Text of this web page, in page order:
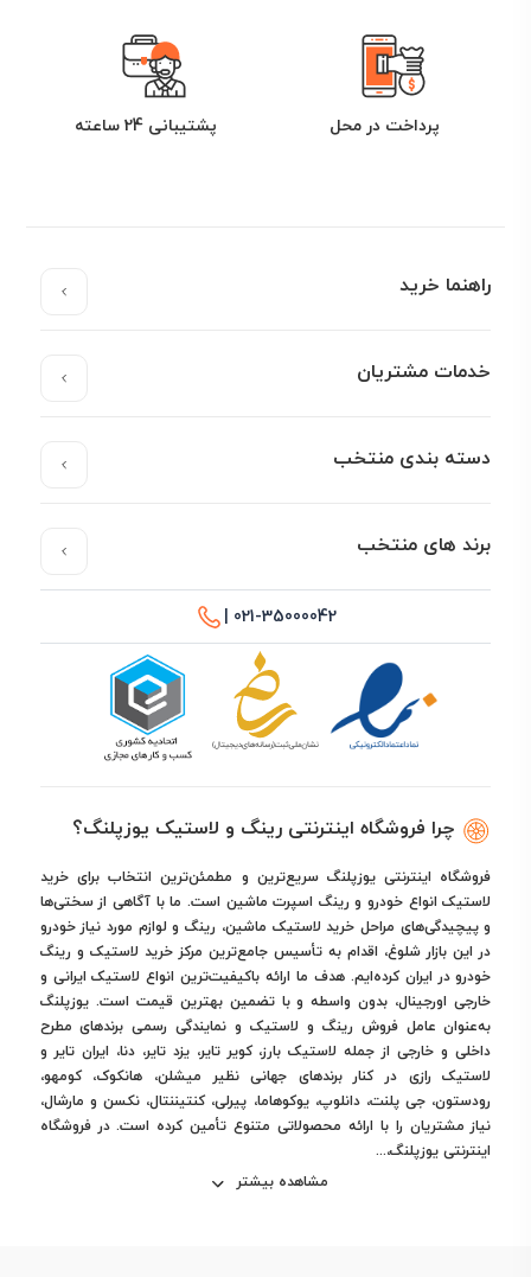
پرداخت در محل پشتیبانی 24 ساعته
راهنما خرید
خدمات مشتریان
دسته بندی منتخب
برند های منتخب
021-35000042 |
چرا فروشگاه اینترنتی رینگ و لاستیک یوزپلنگ؟
فروشگاه اینترنتی یوزپلنگ سریع‌ترین و مطمئن‌ترین انتخاب برای خرید
لاستیک انواع خودرو و رینگ اسپرت ماشین است. ما با آگاهی از سختی‌ها
و پیچیدگی‌های مراحل خرید لاستیک ماشین، رینگ و لوازم مورد نیاز خودرو
در این بازار شلوغ، اقدام به تأسیس جامع‌ترین مرکز خرید لاستیک و رینگ
خودرو در ایران کرده‌ایم. هدف ما ارائه باکیفیت‌ترین انواع لاستیک ایرانی و
خارجی اورجینال، بدون واسطه و با تضمین بهترین قیمت است. یوزپلنگ
به‌عنوان عامل فروش رینگ و لاستیک و نمایندگی رسمی برندهای مطرح
داخلی و خارجی از جمله لاستیک بارز، کویر تایر، یزد تایر، دنا، ایران تایر و
لاستیک رازی در کنار برندهای جهانی نظیر میشلن، هانکوک، کومهو،
رودستون، جی پلنت، دانلوپ، یوکوهاما، پیرلی، کنتیننتال، نکسن و مارشال،
نیاز مشتریان را با ارائه محصولاتی متنوع تأمین کرده است. در فروشگاه
اینترنتی یوزپلنگ،...
مشاهده بیشتر